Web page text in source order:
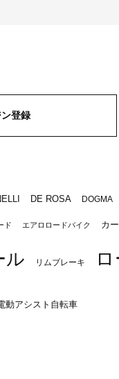
登録
DE ROSA DOGMA
ド エアロロードバイク カ
ル リムブレーキ
動アシスト自転車